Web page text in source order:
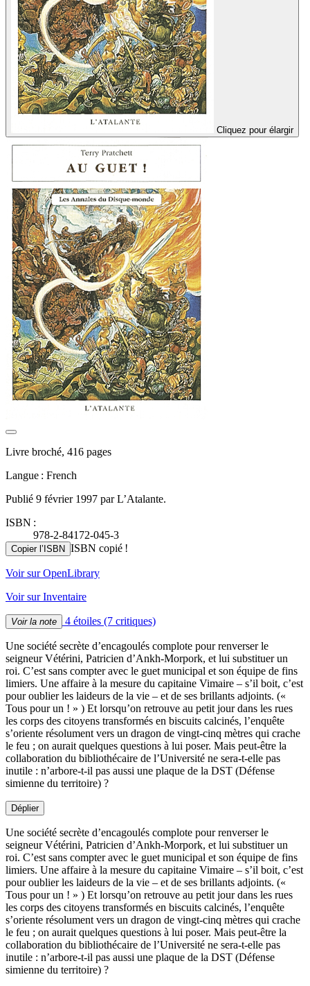
Cliquez pour élargir
Livre broché, 416 pages
Langue : French
Publié 9 février 1997 par L’Atalante.
ISBN :
978-2-84172-045-3
Copier l’ISBN ISBN copié !
Voir sur OpenLibrary
Voir sur Inventaire
Voir la note 4 étoiles (7 critiques)
Une société secrète d’encagoulés complote pour renverser le
seigneur Vétérini, Patricien d’Ankh-Morpork, et lui substituer un
roi. C’est sans compter avec le guet municipal et son équipe de fins
limiers. Une affaire à la mesure du capitaine Vimaire – s’il boit, c’est
pour oublier les laideurs de la vie – et de ses brillants adjoints. («
Tous pour un ! » ) Et lorsqu’on retrouve au petit jour dans les rues
les corps des citoyens transformés en biscuits calcinés, l’enquête
s’oriente résolument vers un dragon de vingt-cinq mètres qui crache
le feu ; on aurait quelques questions à lui poser. Mais peut-être la
collaboration du bibliothécaire de l’Université ne sera-t-elle pas
inutile : n’arbore-t-il pas aussi une plaque de la DST (Défense
simienne du territoire) ?
Déplier
Une société secrète d’encagoulés complote pour renverser le
seigneur Vétérini, Patricien d’Ankh-Morpork, et lui substituer un
roi. C’est sans compter avec le guet municipal et son équipe de fins
limiers. Une affaire à la mesure du capitaine Vimaire – s’il boit, c’est
pour oublier les laideurs de la vie – et de ses brillants adjoints. («
Tous pour un ! » ) Et lorsqu’on retrouve au petit jour dans les rues
les corps des citoyens transformés en biscuits calcinés, l’enquête
s’oriente résolument vers un dragon de vingt-cinq mètres qui crache
le feu ; on aurait quelques questions à lui poser. Mais peut-être la
collaboration du bibliothécaire de l’Université ne sera-t-elle pas
inutile : n’arbore-t-il pas aussi une plaque de la DST (Défense
simienne du territoire) ?